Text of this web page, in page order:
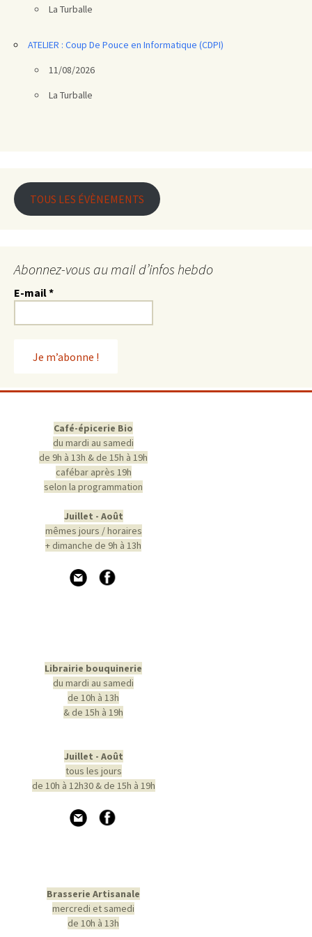
La Turballe
ATELIER : Coup De Pouce en Informatique (CDPI)
11/08/2026
La Turballe
TOUS LES ÉVÈNEMENTS
Abonnez-vous au mail d’infos hebdo
E-mail*
Café-épicerie Bio
du mardi au samedi
de 9h à 13h & de 15h à 19h
cafébar après 19h
selon la programmation
Juillet - Août
mêmes jours / horaires
+ dimanche de 9h à 13h
Librairie bouquinerie
du mardi au samedi
de 10h à 13h
& de 15h à 19h
Juillet - Août
tous les jours
de 10h à 12h30 & de 15h à 19h
Brasserie Artisanale
mercredi et samedi
de 10h à 13h